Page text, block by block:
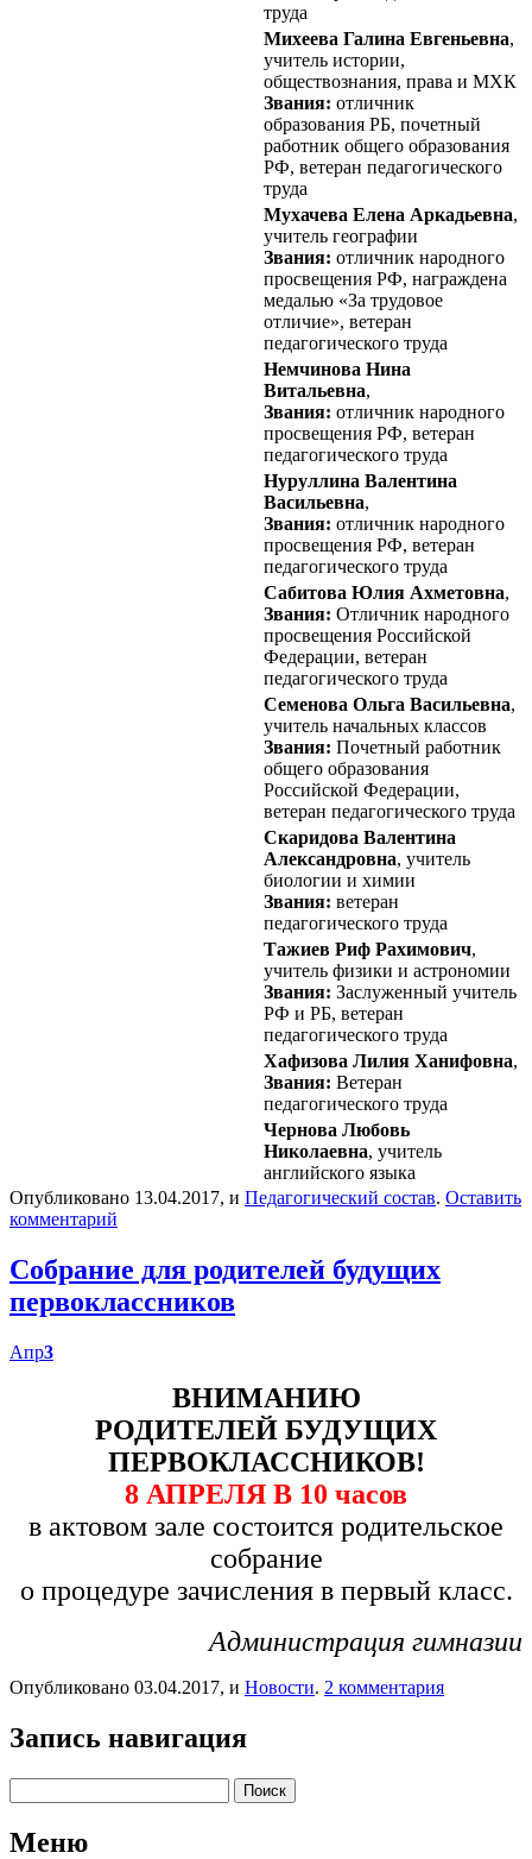
труда
Михеева Галина Евгеньевна,
учитель истории,
обществознания, права и МХК
Звания: отличник
образования РБ, почетный
работник общего образования
РФ, ветеран педагогического
труда
Мухачева Елена Аркадьевна,
учитель географии
Звания: отличник народного
просвещения РФ, награждена
медалью «За трудовое
отличие», ветеран
педагогического труда
Немчинова Нина
Витальевна,
Звания: отличник народного
просвещения РФ, ветеран
педагогического труда
Нуруллина Валентина
Васильевна,
Звания: отличник народного
просвещения РФ, ветеран
педагогического труда
Сабитова Юлия Ахметовна,
Звания: Отличник народного
просвещения Российской
Федерации, ветеран
педагогического труда
Семенова Ольга Васильевна,
учитель начальных классов
Звания: Почетный работник
общего образования
Российской Федерации,
ветеран педагогического труда
Скаридова Валентина
Александровна, учитель
биологии и химии
Звания: ветеран
педагогического труда
Тажиев Риф Рахимович,
учитель физики и астрономии
Звания: Заслуженный учитель
РФ и РБ, ветеран
педагогического труда
Хафизова Лилия Ханифовна,
Звания: Ветеран
педагогического труда
Чернова Любовь
Николаевна, учитель
английского языка
Опубликовано 13.04.2017, и Педагогический состав. Оставить
комментарий
Собрание для родителей будущих
первоклассников
Апр3
ВНИМАНИЮ
РОДИТЕЛЕЙ БУДУЩИХ
ПЕРВОКЛАССНИКОВ!
8 АПРЕЛЯ В 10 часов
в актовом зале состоится родительское
собрание
о процедуре зачисления в первый класс.
Администрация гимназии
Опубликовано 03.04.2017, и Новости. 2 комментария
Запись навигация
Меню